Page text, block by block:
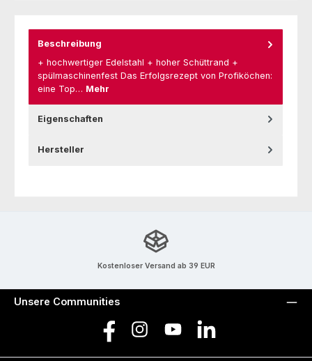
Beschreibung
+ hochwertiger Edelstahl + hoher Schüttrand +
spülmaschinenfest Das Erfolgsrezept von Profiköchen:
eine Top… Mehr
Eigenschaften
Hersteller
Kostenloser Versand ab 39 EUR
Unsere Communities
Facebook Instagram YouTube LinkedIn